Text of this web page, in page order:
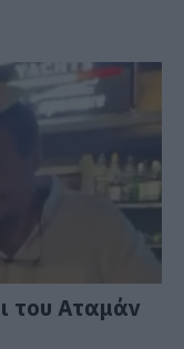
του Αταμάν